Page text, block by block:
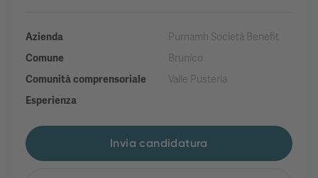
Azienda
Purnamh Società Benefit
Comune
Brunico
Comunità comprensoriale
Valle Pusteria
Esperienza
Invia candidatura